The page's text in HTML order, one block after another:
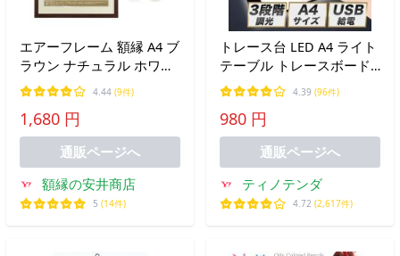
エアーフレーム 額縁 A4 ブ
ラウン ナチュラル ホワイ
ト ブラック シルバー 木目
ポスターフレーム おしゃ
れ 軽い 安い b5 a4 b4 a3
b3 a2 白 黒 爆買
4.44 (9件)
1,680 円
通販ページへ
額縁の安井商店
5 (14件)
トレース台 LED A4 ライト
テーブル トレースボード
トレーサー 薄型 調光
4.39 (96件)
980 円
通販ページへ
ティノテンダ
4.72 (2,617件)